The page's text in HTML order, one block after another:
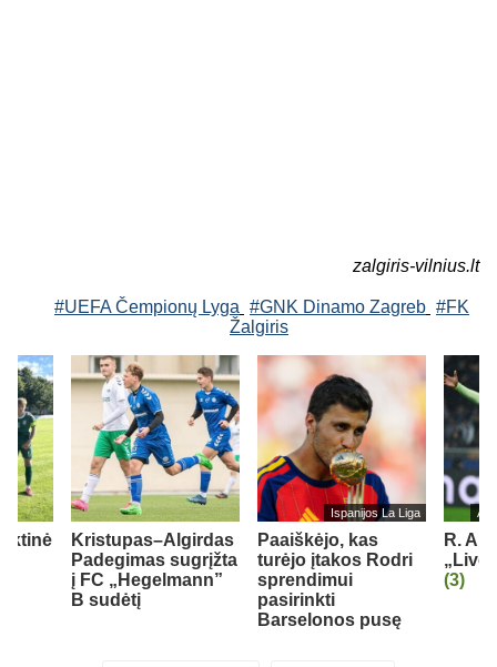
zalgiris-vilnius.lt
#UEFA Čempionų Lyga #GNK Dinamo Zagreb #FK
Žalgiris
Kristupas–Algirdas
Padegimas sugrįžta
į FC „Hegelmann”
B sudėtį
Ispanijos La Liga
Paaiškėjo, kas
turėjo įtakos Rodri
sprendimui
pasirinkti
Barselonos pusę
R.
(3)